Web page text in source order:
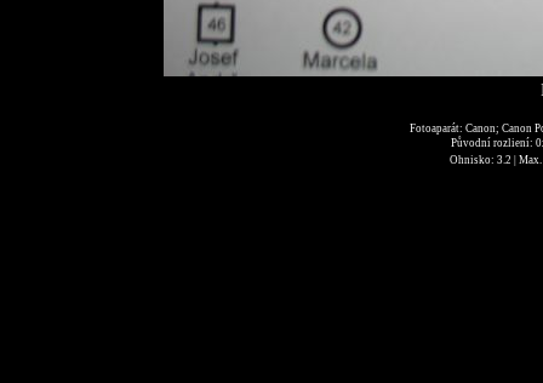
Fotoaparát: Canon; Canon
Původní rozliení:
Ohnisko: 3.2 |